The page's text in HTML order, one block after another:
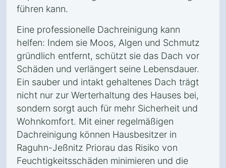
führen kann.
Eine professionelle Dachreinigung kann
helfen: Indem sie Moos, Algen und Schmutz
gründlich entfernt, schützt sie das Dach vor
Schäden und verlängert seine Lebensdauer.
Ein sauber und intakt gehaltenes Dach trägt
nicht nur zur Werterhaltung des Hauses bei,
sondern sorgt auch für mehr Sicherheit und
Wohnkomfort. Mit einer regelmäßigen
Dachreinigung können Hausbesitzer in
Raguhn-Jeßnitz Priorau das Risiko von
Feuchtigkeitsschäden minimieren und die